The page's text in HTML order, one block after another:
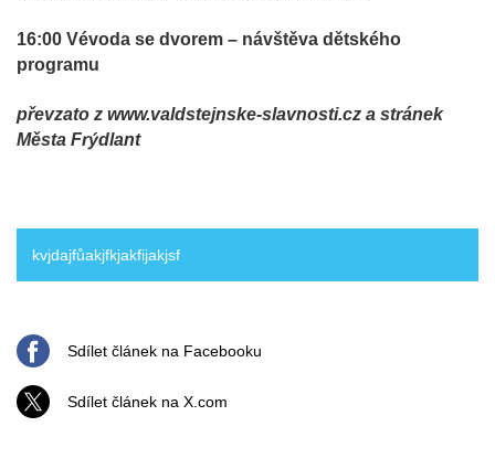
kvjdajfůakjfkjakfijakjsf
16:00 Vévoda se dvorem – návštěva dětského
programu
převzato z www.valdstejnske-slavnosti.cz a stránek
Města Frýdlant
Sdílet článek na Facebooku
Sdílet článek na X.com